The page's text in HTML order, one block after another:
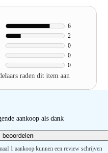
0
0
0
2
6
raden dit item aan
aankoop als dank
beoordelen
1 aankoop kunnen een review schrijven